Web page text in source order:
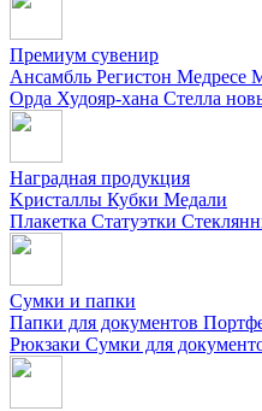
Премиум сувенир
Ансамбль Регистон Медресе
Орда Худояр-хана Стелла
Наградная продукция
Kристаллы Кубки Медали
Плакетка Статуэтки
Сумки и папки
Папки для документов
Рюкзаки Сумки для